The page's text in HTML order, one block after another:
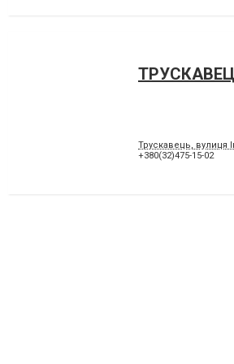
Трускавець, вулиця
+380(32)475-15-02